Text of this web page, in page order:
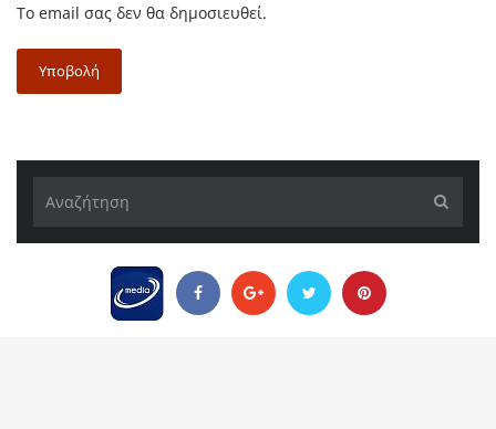
Το email σας δεν θα δημοσιευθεί.
Υποβολή